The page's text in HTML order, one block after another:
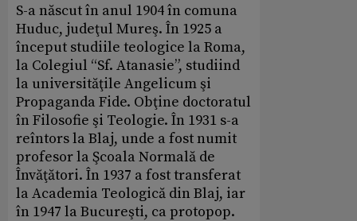
S-a născut în anul 1904 în comuna
Huduc, judeţul Mureş. În 1925 a
început studiile teologice la Roma,
la Colegiul “Sf. Atanasie”, studiind
la universităţile Angelicum şi
Propaganda Fide. Obţine doctoratul
în Filosofie şi Teologie. În 1931 s-a
reîntors la Blaj, unde a fost numit
profesor la Şcoala Normală de
Învăţători. În 1937 a fost transferat
la Academia Teologică din Blaj, iar
în 1947 la Bucureşti, ca protopop.